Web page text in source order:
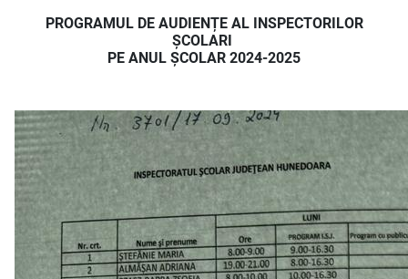
PROGRAMUL DE AUDIENȚE AL INSPECTORILOR
ȘCOLARI
PE ANUL ȘCOLAR 2024-2025